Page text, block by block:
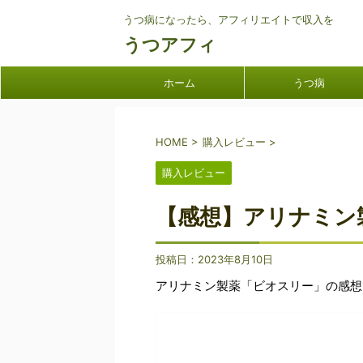
うつ病になったら、アフィリエイトで収入を
うつアフィ
ホーム うつ病
HOME > 購入レビュー >
購入レビュー
【感想】アリナミ
投稿日： 2023年8月10日
アリナミン製薬「ビオスリー」の感